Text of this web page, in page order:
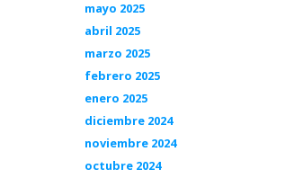
mayo 2025
abril 2025
marzo 2025
febrero 2025
enero 2025
diciembre 2024
noviembre 2024
octubre 2024